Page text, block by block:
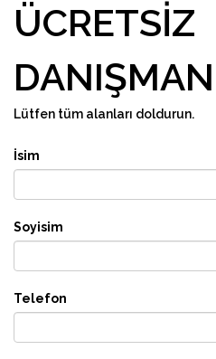
ÜCRETSIZ
Lütfen tüm alanları doldurun.
İsim
Soyisim
Telefon